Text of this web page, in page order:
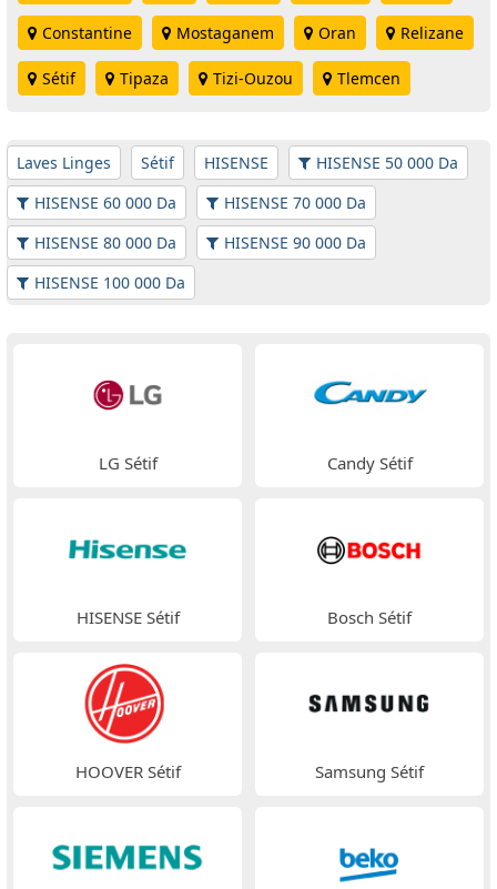
Constantine Mostaganem Oran Relizane
Sétif Tipaza Tizi-Ouzou Tlemcen
Laves Linges Sétif HISENSE
HISENSE 50 000 Da
HISENSE 60 000 Da
HISENSE 70 000 Da
HISENSE 80 000 Da
HISENSE 90 000 Da
HISENSE 100 000 Da
LG Sétif Candy Sétif
HISENSE Sétif Bosch Sétif
HOOVER Sétif Samsung Sétif